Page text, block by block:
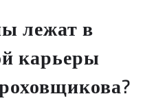
лежат в
карьеры